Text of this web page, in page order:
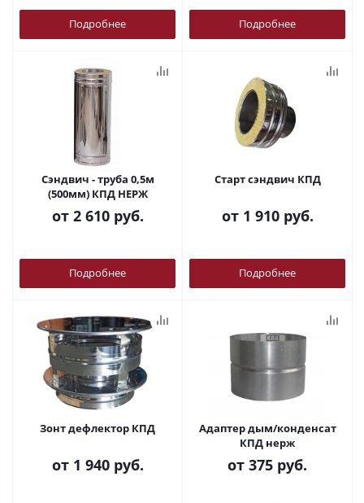
Подробнее Подробнее
Сэндвич - труба 0,5м
(500мм) КПД НЕРЖ
от 2 610 руб.
Подробнее
Старт сэндвич КПД
от 1 910 руб.
Подробнее
Зонт дефлектор КПД
от 1 940 руб.
Адаптер дым/конденсат
КПД нерж
от 375 руб.